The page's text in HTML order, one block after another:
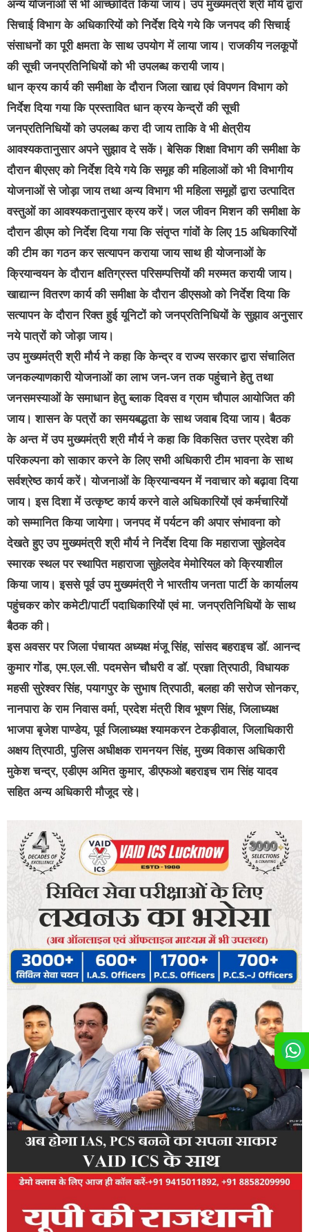
अन्य योजनाओं से भी आच्छादित किया जाय। उप मुख्यमंत्री श्री मौर्य द्वारा
सिचाई विभाग के अधिकारियों को निर्देश दिये गये कि जनपद की सिचाई
संसाधनों का पूरी क्षमता के साथ उपयोग में लाया जाय। राजकीय नलकूपों
की सूची जनप्रतिनिधियों को भी उपलब्ध करायी जाय।
धान क्रय कार्य की समीक्षा के दौरान जिला खाद्य एवं विपणन विभाग को
निर्देश दिया गया कि प्रस्तावित धान क्रय केन्द्रों की सूची
जनप्रतिनिधियों को उपलब्ध करा दी जाय ताकि वे भी क्षेत्रीय
आवश्यकतानुसार अपने सुझाव दे सकें। बेसिक शिक्षा विभाग की समीक्षा के
दौरान बीएसए को निर्देश दिये गये कि समूह की महिलाओं को भी विभागीय
योजनाओं से जोड़ा जाय तथा अन्य विभाग भी महिला समूहों द्वारा उत्पादित
वस्तुओं का आवश्यकतानुसार क्रय करें। जल जीवन मिशन की समीक्षा के
दौरान डीएम को निर्देश दिया गया कि संतृप्त गांवों के लिए 15 अधिकारियों
की टीम का गठन कर सत्यापन कराया जाय साथ ही योजनाओं के
क्रियान्वयन के दौरान क्षतिग्रस्त परिसम्पत्तियों की मरम्मत करायी जाय।
खाद्यान्न वितरण कार्य की समीक्षा के दौरान डीएसओ को निर्देश दिया कि
सत्यापन के दौरान रिक्त हुई यूनिटों को जनप्रतिनिधियों के सुझाव अनुसार
नये पात्रों को जोड़ा जाय।
उप मुख्यमंत्री श्री मौर्य ने कहा कि केन्द्र व राज्य सरकार द्वारा संचालित
जनकल्याणकारी योजनाओं का लाभ जन-जन तक पहुंचाने हेतु तथा
जनसमस्याओं के समाधान हेतु ब्लाक दिवस व ग्राम चौपाल आयोजित की
जाय। शासन के पत्रों का समयबद्धता के साथ जवाब दिया जाय। बैठक
के अन्त में उप मुख्यमंत्री श्री मौर्य ने कहा कि विकसित उत्तर प्रदेश की
परिकल्पना को साकार करने के लिए सभी अधिकारी टीम भावना के साथ
सर्वश्रेष्ठ कार्य करें। योजनाओं के क्रियान्वयन में नवाचार को बढ़ावा दिया
जाय। इस दिशा में उत्कृष्ट कार्य करने वाले अधिकारियों एवं कर्मचारियों
को सम्मानित किया जायेगा। जनपद में पर्यटन की अपार संभावना को
देखते हुए उप मुख्यमंत्री श्री मौर्य ने निर्देश दिया कि महाराजा सुहेलदेव
स्मारक स्थल पर स्थापित महाराजा सुहेलदेव मेमोरियल को क्रियाशील
किया जाय। इससे पूर्व उप मुख्यमंत्री ने भारतीय जनता पार्टी के कार्यालय
पहुंचकर कोर कमेटी/पार्टी पदाधिकारियों एवं मा. जनप्रतिनिधियों के साथ
बैठक की।
इस अवसर पर जिला पंचायत अध्यक्ष मंजू सिंह, सांसद बहराइच डॉ. आनन्द
कुमार गोंड, एम.एल.सी. पदमसेन चौधरी व डॉ. प्रज्ञा त्रिपाठी, विधायक
महसी सुरेश्वर सिंह, पयागपुर के सुभाष त्रिपाठी, बलहा की सरोज सोनकर,
नानपारा के राम निवास वर्मा, प्रदेश मंत्री शिव भूषण सिंह, जिलाध्यक्ष
भाजपा बृजेश पाण्डेय, पूर्व जिलाध्यक्ष श्यामकरन टेकड़ीवाल, जिलाधिकारी
अक्षय त्रिपाठी, पुलिस अधीक्षक रामनयन सिंह, मुख्य विकास अधिकारी
मुकेश चन्द्र, एडीएम अमित कुमार, डीएफओ बहराइच राम सिंह यादव
सहित अन्य अधिकारी मौजूद रहे।